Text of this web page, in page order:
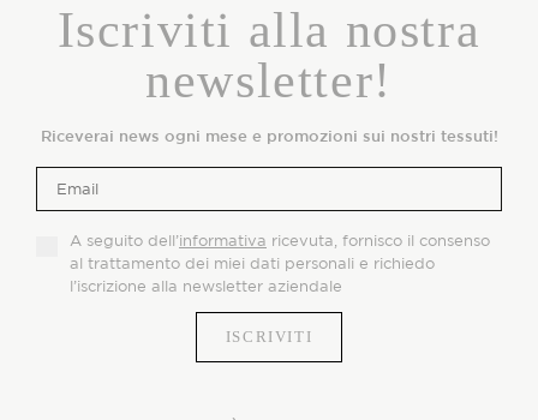
Iscriviti alla nostra
newsletter!
Riceverai news ogni mese e promozioni sui nostri tessuti!
A seguito dell’informativa ricevuta, fornisco il consenso
al trattamento dei miei dati personali e richiedo
l’iscrizione alla newsletter aziendale